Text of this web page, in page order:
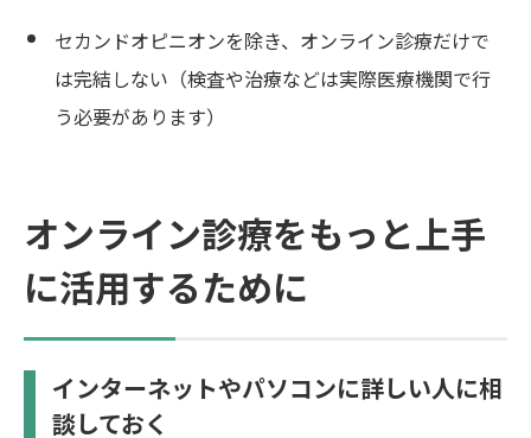
セカンドオピニオンを除き、オンライン診療だけで
は完結しない（検査や治療などは実際医療機関で行
う必要があります）
オンライン診療をもっと上手
に活用するために
インターネットやパソコンに詳しい人に相
談しておく